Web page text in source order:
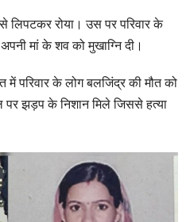
लिपटकर रोया। उस पर परिवार के
मां के शव को मुखाग्नि दी।
परिवार के लोग बलजिंद्र की मौत को
झड़प के निशान मिले जिससे हत्या